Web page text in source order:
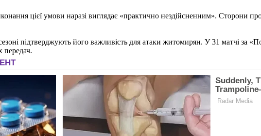
цієї умови наразі виглядає «практично нездійсненним». Сторони
підтверджують його важливість для атаки житомирян. У 31 матчі за
передач.